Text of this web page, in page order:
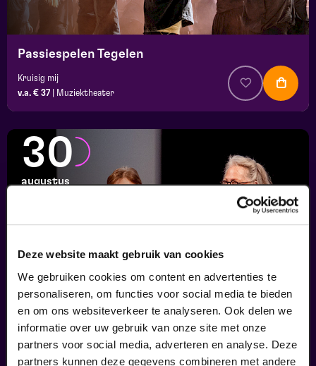
Deze website maakt gebruik van cookies
We gebruiken cookies om content en advertenties te
personaliseren, om functies voor social media te bieden
en om ons websiteverkeer te analyseren. Ook delen we
informatie over uw gebruik van onze site met onze
partners voor social media, adverteren en analyse. Deze
partners kunnen deze gegevens combineren met andere
Passiespelen Tegelen
Kruisig mij
v.a. € 37
Muziektheater
30
augustus
Finale
Viva Classic Vocal Contest 2026